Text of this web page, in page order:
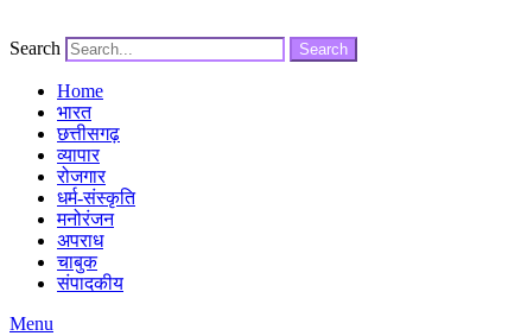
Search Search
Home
भारत
छत्तीसगढ़
व्यापार
रोजगार
धर्म-संस्कृति
मनोरंजन
अपराध
चाबुक
संपादकीय
Menu